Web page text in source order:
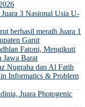
3 Nasional Usia U-
berhasil meraih Juara 1
Garut
Fatoni, Mengikuti
Jawa Barat
Nugraha dan Al Fatih
Informatics & Problem
Juara Photogenic